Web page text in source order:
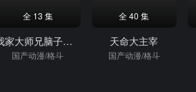
全 13 集
我家大师兄脑子有坑第二季
国产动漫/格斗
全 40 集
天命大主宰
国产动漫/格斗